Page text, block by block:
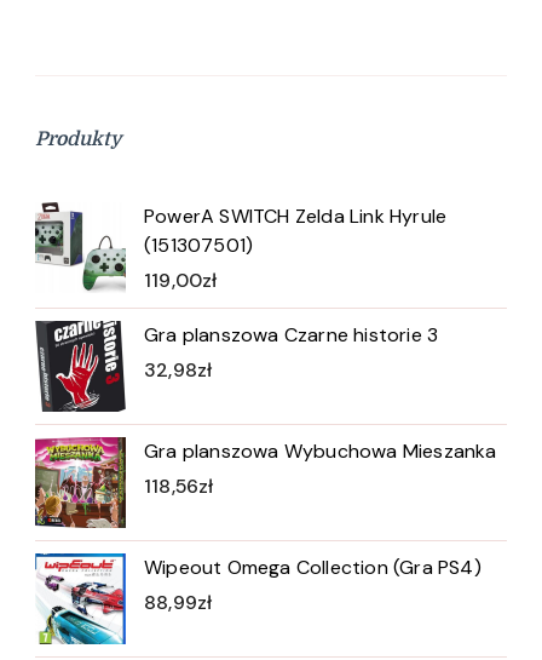
Produkty
PowerA SWITCH Zelda Link Hyrule
(151307501)
119,00zł
Gra planszowa Czarne historie 3
32,98zł
Gra planszowa Wybuchowa Mieszanka
118,56zł
Wipeout Omega Collection (Gra PS4)
88,99zł